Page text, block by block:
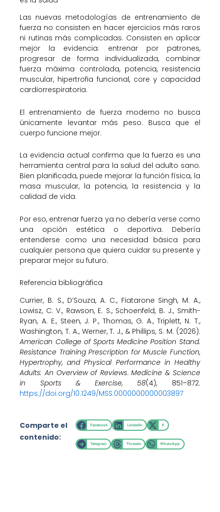
Las nuevas metodologías de entrenamiento de
fuerza no consisten en hacer ejercicios más raros
ni rutinas más complicadas. Consisten en aplicar
mejor la evidencia: entrenar por patrones,
progresar de forma individualizada, combinar
fuerza máxima controlada, potencia, resistencia
muscular, hipertrofia funcional, core y capacidad
cardiorrespiratoria.
El entrenamiento de fuerza moderno no busca
únicamente levantar más peso. Busca que el
cuerpo funcione mejor.
La evidencia actual confirma que la fuerza es una
herramienta central para la salud del adulto sano.
Bien planificada, puede mejorar la función física, la
masa muscular, la potencia, la resistencia y la
calidad de vida.
Por eso, entrenar fuerza ya no debería verse como
una opción estética o deportiva. Debería
entenderse como una necesidad básica para
cualquier persona que quiera cuidar su presente y
preparar mejor su futuro.
Referencia bibliográfica
Currier, B. S., D’Souza, A. C., Fiatarone Singh, M. A.,
Lowisz, C. V., Rawson, E. S., Schoenfeld, B. J., Smith-
Ryan, A. E., Steen, J. P., Thomas, G. A., Triplett, N. T.,
Washington, T. A., Werner, T. J., & Phillips, S. M. (2026).
American College of Sports Medicine Position Stand.
Resistance Training Prescription for Muscle Function,
Hypertrophy, and Physical Performance in Healthy
Adults: An Overview of Reviews.Medicine & Science
in Sports & Exercise, 58(4), 851–872.
https://doi.org/10.1249/MSS.0000000000003897
Comparte el
contenido:
Facebook LinkedIn X
Telegram Threads WhatsApp